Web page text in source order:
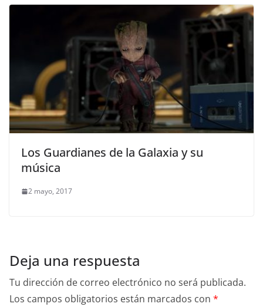
Los Guardianes de la Galaxia y su
música
2 mayo, 2017
Deja una respuesta
Tu dirección de correo electrónico no será publicada.
Los campos obligatorios están marcados con *